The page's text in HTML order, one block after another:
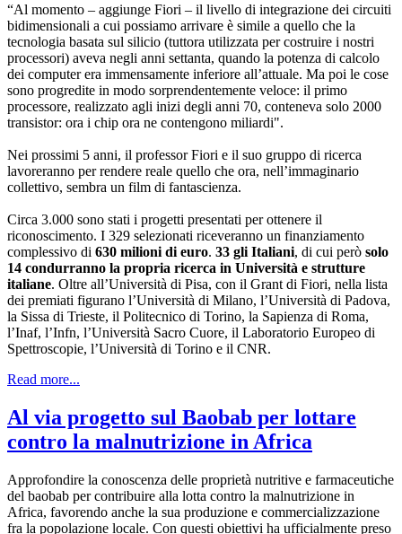
“Al momento – aggiunge Fiori – il livello di integrazione dei circuiti
bidimensionali a cui possiamo arrivare è simile a quello che la
tecnologia basata sul silicio (tuttora utilizzata per costruire i nostri
processori) aveva negli anni settanta, quando la potenza di calcolo
dei computer era immensamente inferiore all’attuale. Ma poi le cose
sono progredite in modo sorprendentemente veloce: il primo
processore, realizzato agli inizi degli anni 70, conteneva solo 2000
transistor: ora i chip ora ne contengono miliardi".
Nei prossimi 5 anni, il professor Fiori e il suo gruppo di ricerca
lavoreranno per rendere reale quello che ora, nell’immaginario
collettivo, sembra un film di fantascienza.
Circa 3.000 sono stati i progetti presentati per ottenere il
riconoscimento. I 329 selezionati riceveranno un finanziamento
complessivo di 630 milioni di euro. 33 gli Italiani, di cui però solo
14 condurranno la propria ricerca in Università e strutture
italiane. Oltre all’Università di Pisa, con il Grant di Fiori, nella lista
dei premiati figurano l’Università di Milano, l’Università di Padova,
la Sissa di Trieste, il Politecnico di Torino, la Sapienza di Roma,
l’Inaf, l’Infn, l’Università Sacro Cuore, il Laboratorio Europeo di
Spettroscopie, l’Università di Torino e il CNR.
Read more...
Al via progetto sul Baobab per lottare
contro la malnutrizione in Africa
Approfondire la conoscenza delle proprietà nutritive e farmaceutiche
del baobab per contribuire alla lotta contro la malnutrizione in
Africa, favorendo anche la sua produzione e commercializzazione
fra la popolazione locale. Con questi obiettivi ha ufficialmente preso